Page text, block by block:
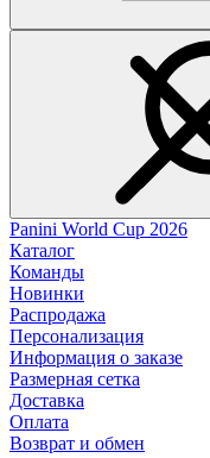
Panini World Cup 2026
Каталог
Команды
Новинки
Распродажа
Персонализация
Информация о заказе
Размерная сетка
Доставка
Оплата
Возврат и обмен